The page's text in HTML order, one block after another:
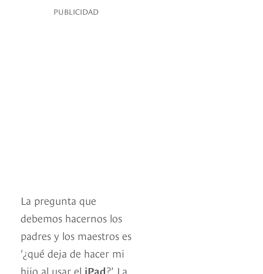
PUBLICIDAD
La pregunta que
debemos hacernos los
padres y los maestros es
‘¿qué deja de hacer mi
hijo al usar el iPad?’. La